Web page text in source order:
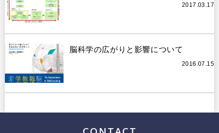
2017.03.17
脳科学の広がりと影響について
2016.07.15